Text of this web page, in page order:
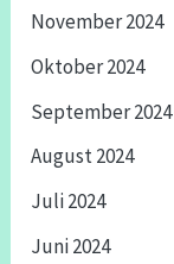
November 2024
Oktober 2024
September 2024
August 2024
Juli 2024
Juni 2024